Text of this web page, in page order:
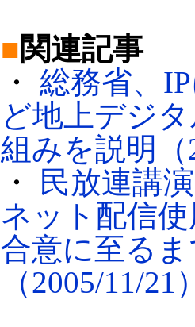
■関連記事
・ 総務省、
ど地上デジ
組みを説明（
・
民放連講
ネット配信
合意に至る
（2005/11/21